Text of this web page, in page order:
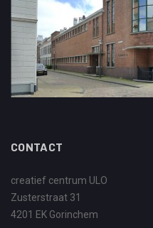
CONTACT
creatief centrum ULO
Zusterstraat 31
4201 EK Gorinchem